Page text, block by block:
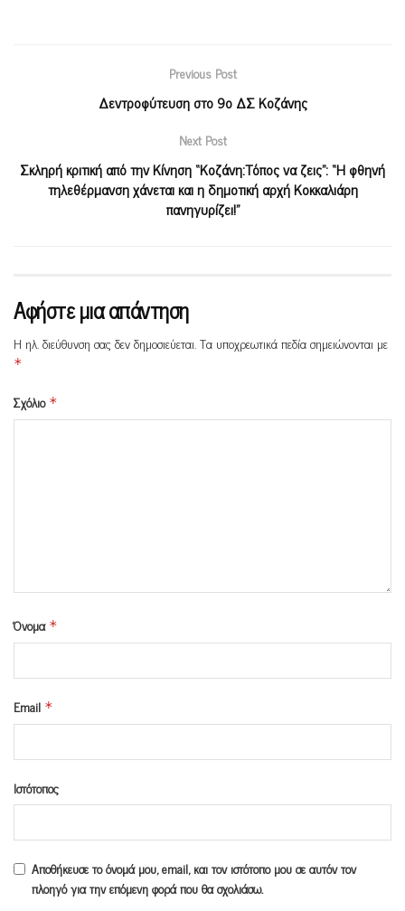
Previous Post
Δεντροφύτευση στο 9ο ΔΣ Κοζάνης
Next Post
Σκληρή κριτική από την Κίνηση “Κοζάνη:Τόπος να ζεις”: “Η φθηνή
τηλεθέρμανση χάνεται και η δημοτική αρχή Κοκκαλιάρη
πανηγυρίζει!”
Αφήστε μια απάντηση
Η ηλ. διεύθυνση σας δεν δημοσιεύεται.Τα υποχρεωτικά πεδία σημειώνονται με
*
Σχόλιο *
Όνομα *
Email *
Ιστότοπος
Αποθήκευσε το όνομά μου, email, και τον ιστότοπο μου σε αυτόν τον
πλοηγό για την επόμενη φορά που θα σχολιάσω.